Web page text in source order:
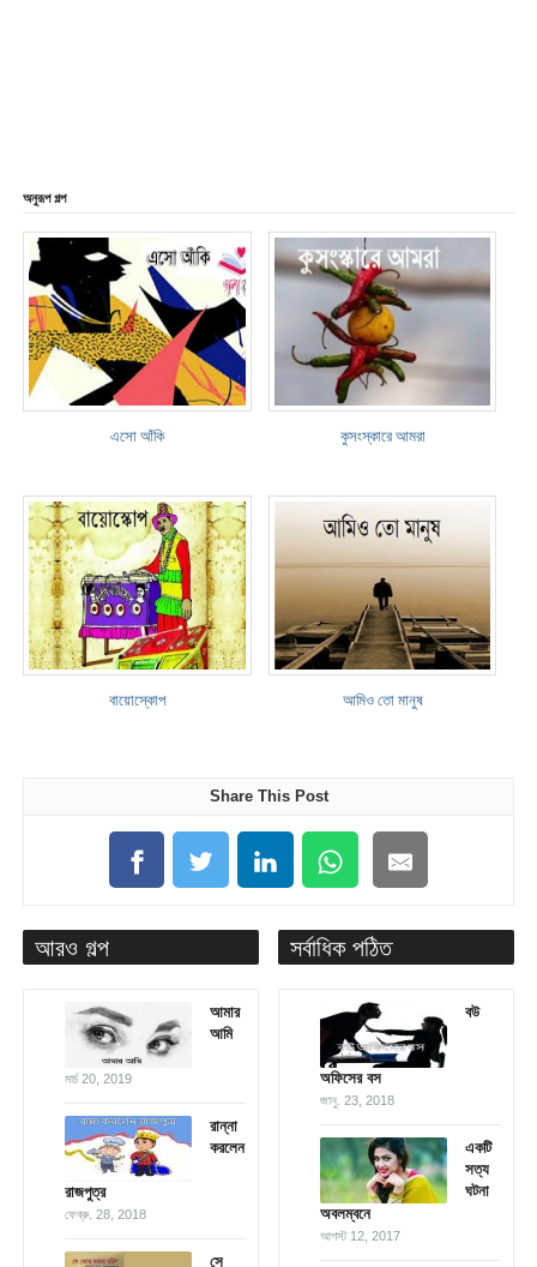
অনুরূপ গল্প
এসো আঁকি কুসংস্কারে আমরা
বায়োস্কোপ আমিও তো মানুষ
Share This Post
আরও গল্প
আমার
আমি
মার্চ 20, 2019
রান্না
করলেন
রাজপুত্র
ফেব্রু. 28, 2018
সে
সর্বাধিক পঠিত
বউ
অফিসের বস
জানু. 23, 2018
একটি
সত্য
ঘটনা
অবলম্বনে
আগস্ট 12, 2017